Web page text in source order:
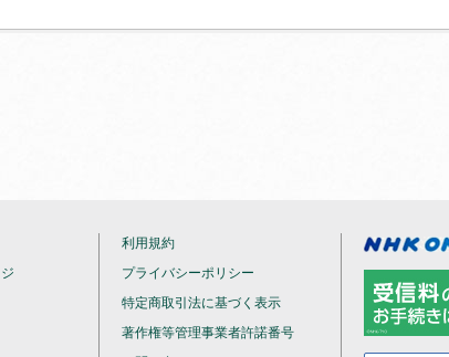
利用規約
プライバシーポリシー
特定商取引法に基づく表示
著作権等管理事業者許諾番号